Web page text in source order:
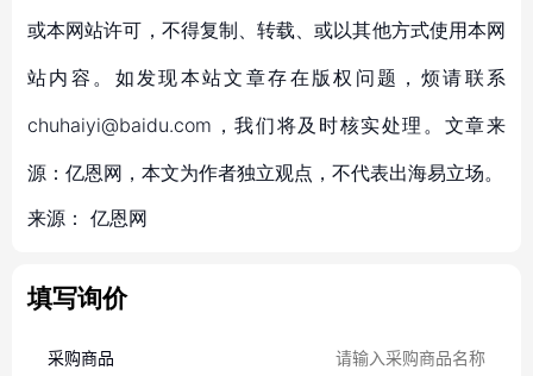
或本网站许可，不得复制、转载、或以其他方式使用本网
站内容。如发现本站文章存在版权问题，烦请联系
chuhaiyi@baidu.com，我们将及时核实处理。文章来
源：亿恩网，本文为作者独立观点，不代表出海易立场。
来源： 亿恩网
填写询价